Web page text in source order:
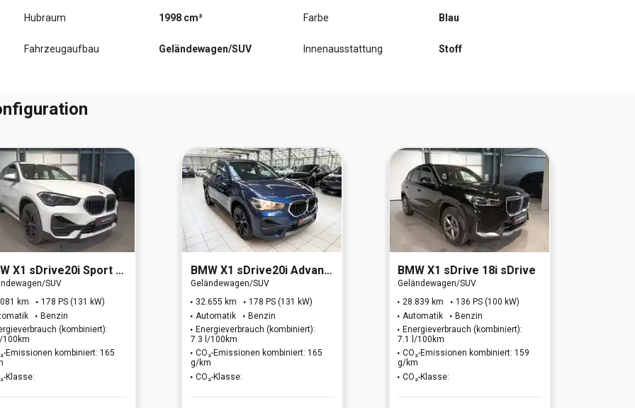
Hubraum 1998 cm³
Fahrzeugaufbau Geländewagen/SUV
Farbe Blau
Innenausstattung Stoff
X1 sDrive20i Sport Line
SUV
km
178 PS (131 kW)
Benzin
(kombiniert):
100km
Emissionen kombiniert: 165
Klasse:
BMW X1 sDrive20i Advantage (EURO 6d)
Geländewagen/SUV
32.655 km
178 PS (131 kW)
Automatik
Benzin
Energieverbrauch (kombiniert):
7.3 l/100km
CO₂-Emissionen kombiniert: 165
g/km
CO₂-Klasse:
BMW X1 sDrive 18i sDrive
Geländewagen/SUV
28.839 km
136 PS (100 kW)
Automatik
Benzin
Energieverbrauch (kombiniert):
7.1 l/100km
CO₂-Emissionen kombiniert: 159
g/km
CO₂-Klasse: